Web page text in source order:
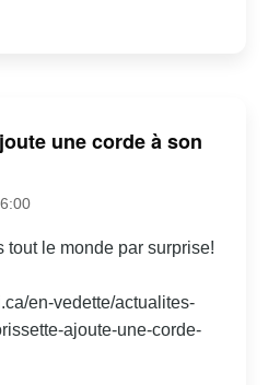
une corde à son
tout le monde par surprise!
en-vedette/actualites-
ajoute-une-corde-